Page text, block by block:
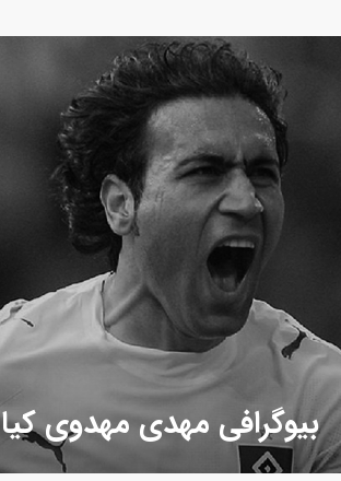
بیوگرافی مهدی مهدوی کیا